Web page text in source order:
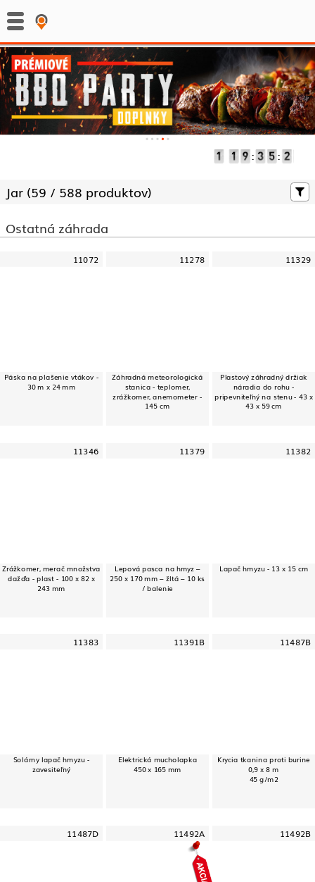
: :
Jar (59 / 588 produktov)
Ostatná záhrada
11072
Páska na plašenie vtákov -
30 m x 24 mm
11278
Záhradná meteorologická
stanica - teplomer,
zrážkomer, anemometer -
145 cm
11329
Plastový záhradný držiak
náradia do rohu -
pripevniteľný na stenu - 43 x
43 x 59 cm
11346
Zrážkomer, merač množstva
dažďa - plast - 100 x 82 x
243 mm
11379
Lepová pasca na hmyz –
250 x 170 mm – žltá – 10 ks
/ balenie
11382
Lapač hmyzu - 13 x 15 cm
11383
Solárny lapač hmyzu -
zavesiteľný
11391B
Elektrická mucholapka
450 x 165 mm
11487B
Krycia tkanina proti burine
0,9 x 8 m
45 g/m2
11487D 11492A 11492B